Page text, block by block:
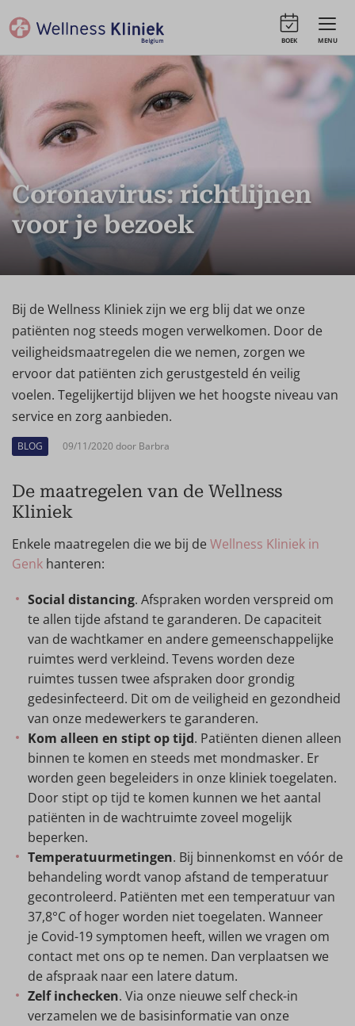
MENU
BOEK
Coronavirus: richtlijnen
voor je bezoek
Bij de Wellness Kliniek zijn we erg blij dat we onze
patiënten nog steeds mogen verwelkomen. Door de
veiligheidsmaatregelen die we nemen, zorgen we
ervoor dat patiënten zich gerustgesteld én veilig
voelen. Tegelijkertijd blijven we het hoogste niveau van
service en zorg aanbieden.
BLOG 09/11/2020 door Barbra
De maatregelen van de Wellness
Kliniek
Enkele maatregelen die we bij deWellness Kliniek in
Genk hanteren:
Social distancing. Afspraken worden verspreid om
te allen tijde afstand te garanderen. De capaciteit
van de wachtkamer en andere gemeenschappelijke
ruimtes werd verkleind. Tevens worden deze
ruimtes tussen twee afspraken door grondig
gedesinfecteerd. Dit om de veiligheid en gezondheid
van onze medewerkers te garanderen.
Kom alleen en stipt op tijd. Patiënten dienen alleen
binnen te komen en steeds met mondmasker. Er
worden geen begeleiders in onze kliniek toegelaten.
Door stipt op tijd te komen kunnen we het aantal
patiënten in de wachtruimte zoveel mogelijk
beperken.
Temperatuurmetingen. Bij binnenkomst en vóór de
behandeling wordt vanop afstand de temperatuur
gecontroleerd. Patiënten met een temperatuur van
37,8°C of hoger worden niet toegelaten. Wanneer
je Covid-19 symptomen heeft, willen we vragen om
contact met ons op te nemen. Dan verplaatsen we
de afspraak naar een latere datum.
Zelf inchecken. Via onze nieuwe self check-in
verzamelen we de basisinformatie van onze